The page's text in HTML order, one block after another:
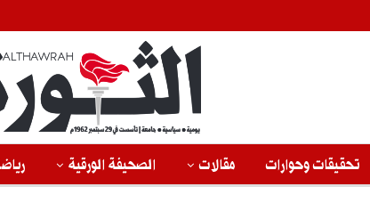
تحقيقات وحوارات مقالات الصحيفة الورقية